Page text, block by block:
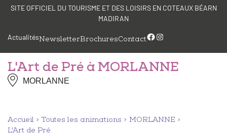
Panneau de gestion des cookies
AllerSITE OFFICIEL DU TOURISME ET DES LOISIRS EN COTEAUX BÉARN
MADIRAN
ActualitésNewsletterBrochuresContactFacebook
Instagram
L'Art de Pré à MORLANNE
MORLANNE
Accueil Toutes les animations
MORLANNE
L'Art de Pré